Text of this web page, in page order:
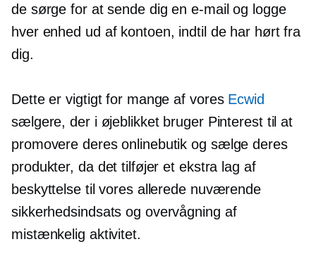
de sørge for at sende dig en e-mail og logge
hver enhed ud af kontoen, indtil de har hørt fra
dig.
Dette er vigtigt for mange af vores Ecwid
sælgere, der i øjeblikket bruger Pinterest til at
promovere deres onlinebutik og sælge deres
produkter, da det tilføjer et ekstra lag af
beskyttelse til vores allerede nuværende
sikkerhedsindsats og overvågning af
mistænkelig aktivitet.